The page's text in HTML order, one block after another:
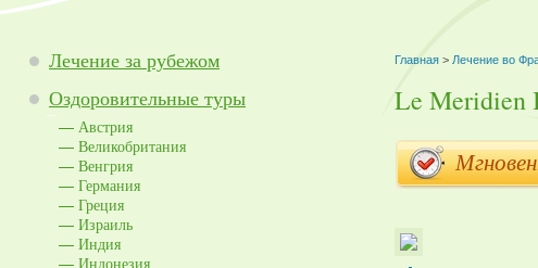
Лечение за рубежом
Оздоровительные туры
Австрия
Великобритания
Венгрия
Германия
Греция
Израиль
Индия
Индонезия
Главная> Лечение во
Le Meridien